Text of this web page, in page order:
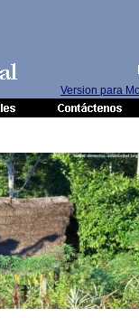
Version para